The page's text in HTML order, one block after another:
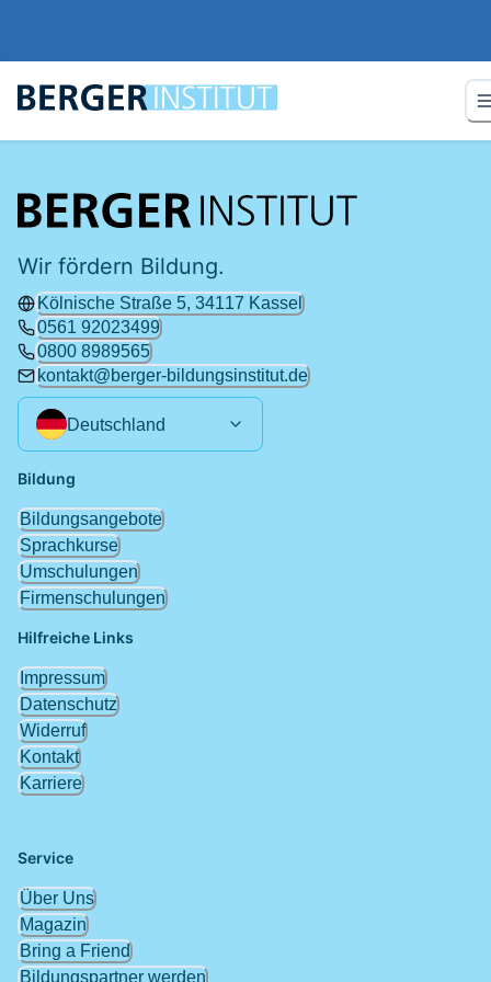
Wir fördern Bildung.
Kölnische Straße 5, 34117 Kassel
0561 92023499
0800 8989565
kontakt@berger-bildungsinstitut.de
Deutschland
Hilfreiche Links
Impressum
Datenschutz
Widerruf
Kontakt
Karriere
Service
Über Uns
Magazin
Bring a Friend
Bildungspartner werden
Bildung
Bildungsangebote
Sprachkurse
Umschulungen
Firmenschulungen